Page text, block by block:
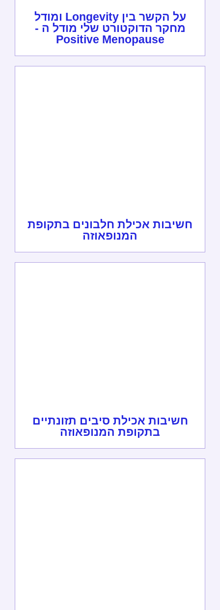
על הקשר בין Longevity ומודל
מחקר הדוקטורט שלי מודל ה -
Positive Menopause
חשיבות אכילת חלבונים בתקופת
המנופאוזה
חשיבות אכילת סיבים תזונתיים
בתקופת המנופאוזה